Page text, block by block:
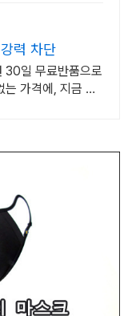
력 차단
30일 무료반품으로
가격에, 지금 쿠